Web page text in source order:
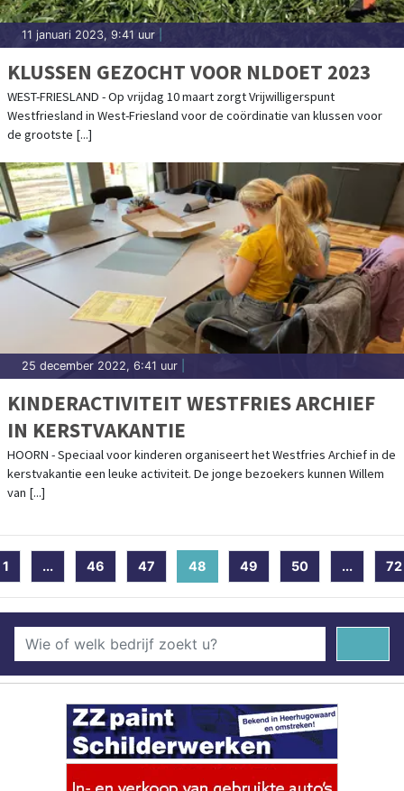
11 januari 2023, 9:41 uur
KLUSSEN GEZOCHT VOOR NLDOET 2023
WEST-FRIESLAND - Op vrijdag 10 maart zorgt Vrijwilligerspunt
Westfriesland in West-Friesland voor de coördinatie van klussen voor
de grootste [...]
25 december 2022, 6:41 uur
KINDERACTIVITEIT WESTFRIES ARCHIEF
IN KERSTVAKANTIE
HOORN - Speciaal voor kinderen organiseert het Westfries Archief in de
kerstvakantie een leuke activiteit. De jonge bezoekers kunnen Willem
van [...]
1 ... 46 47 48 (current)
49 50 ... 72